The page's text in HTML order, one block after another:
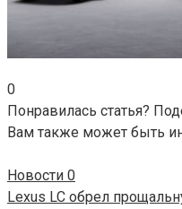
0
Понравилась статья?
Вам также может быть
Новости 0
Lexus LC обрел